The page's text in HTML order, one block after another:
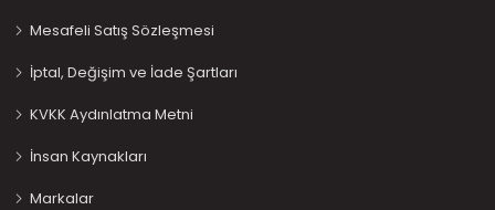
Mesafeli Satış Sözleşmesi
İptal, Değişim ve İade Şartları
KVKK Aydınlatma Metni
İnsan Kaynakları
Markalar